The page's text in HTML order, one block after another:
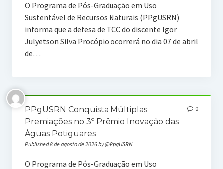
Área de Concentração e Linhas de Pesquisa
Normas
Laboratórios
Coordenação
Atas
Docentes
O Programa de Pós-Graduação em Uso
Sustentável de Recursos Naturais (PPgUSRN)
informa que a defesa de TCC do discente Igor
Julyetson Silva Procópio ocorrerá no dia 07 de abril
de…
PPgUSRN Conquista Múltiplas
Premiações no 3º Prêmio Inovação das
Águas Potiguares
Published 8 de agosto de 2026 by @PpgUSRN
0
O Programa de Pós-Graduação em Uso